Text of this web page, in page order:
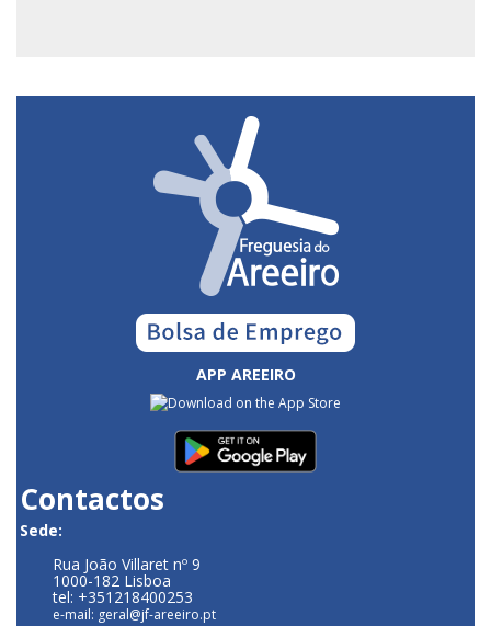
APP AREEIRO
Contactos
Sede:
Rua João Villaret nº 9
1000-182 Lisboa
tel: +351218400253
e-mail: geral@jf-areeiro.pt